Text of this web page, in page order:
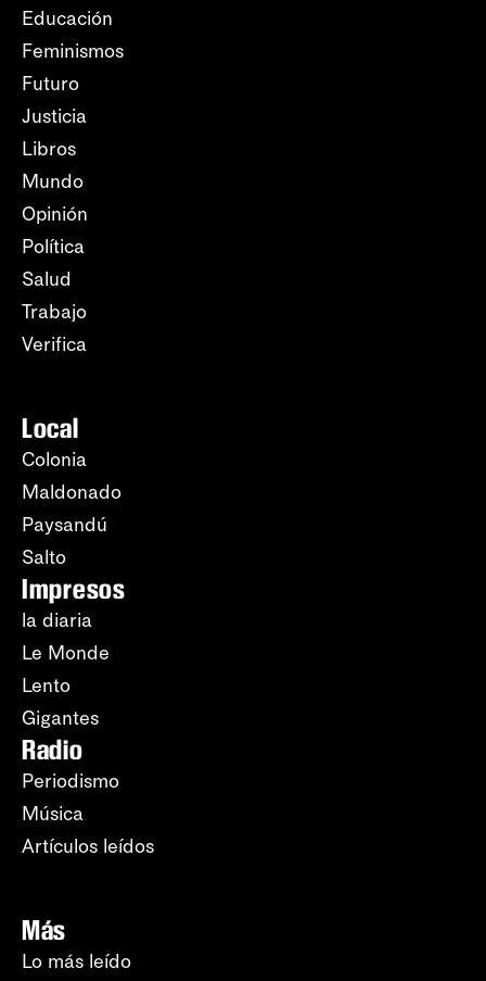
Educación
Feminismos
Futuro
Justicia
Libros
Mundo
Opinión
Política
Salud
Trabajo
Verifica
Local
Colonia
Maldonado
Paysandú
Salto
Impresos
la diaria
Le Monde
Lento
Gigantes
Radio
Periodismo
Música
Artículos leídos
Más
Lo más leído